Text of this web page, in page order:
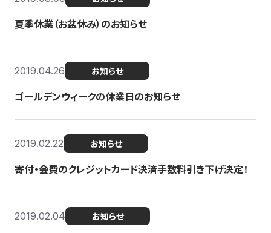
夏季休業（お盆休み）のお知らせ
2019.04.26 お知らせ
ゴールデンウィークの休業日のお知らせ
2019.02.22 お知らせ
寄付・会費のクレジットカード決済手数料引き下げ決定！
2019.02.04 お知らせ